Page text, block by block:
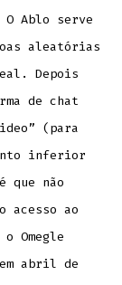
Ablo serve
aleatórias
Depois
de chat
(para
inferior
que não
acesso ao
Omegle
abril de